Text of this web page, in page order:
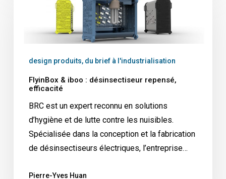
désinsectiseur
repensé,
design produits, du brief à l'industrialisation
FlyinBox & iboo : désinsectiseur repensé,
efficacité
BRC est un expert reconnu en solutions
d’hygiène et de lutte contre les nuisibles.
Spécialisée dans la conception et la fabrication
de désinsectiseurs électriques, l’entreprise…
Pierre-Yves Huan